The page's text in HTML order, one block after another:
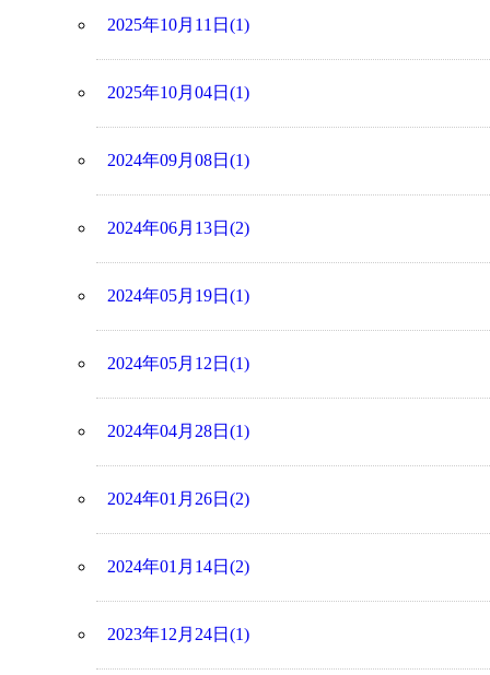
2025年10月11日(1)
2025年10月04日(1)
2024年09月08日(1)
2024年06月13日(2)
2024年05月19日(1)
2024年05月12日(1)
2024年04月28日(1)
2024年01月26日(2)
2024年01月14日(2)
2023年12月24日(1)